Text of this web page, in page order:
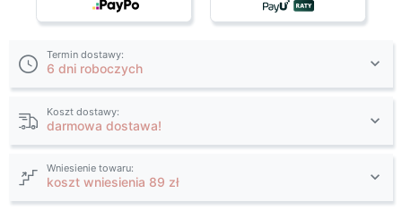
Termin dostawy:
6 dni roboczych
Koszt dostawy:
darmowa dostawa!
Wniesienie towaru:
koszt wniesienia 89 zł